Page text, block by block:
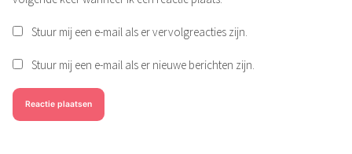
Stuur mij een e-mail als er vervolgreacties zijn.
Stuur mij een e-mail als er nieuwe berichten zijn.